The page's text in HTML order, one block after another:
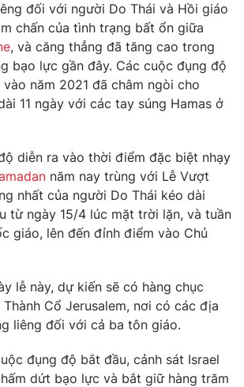
tương lai
Podcast
Infographic
đối với người Do Thái và Hồi giáo
chấn của tình trạng bất ổn giữa
, và căng thẳng đã tăng cao trong
bạo lực gần đây. Các cuộc đụng độ
năm 2021 đã châm ngòi cho
11 ngày với các tay súng Hamas ở
diễn ra vào thời điểm đặc biệt nhạy
năm nay trùng với Lễ Vượt
nhất của người Do Thái kéo dài
từ ngày 15/4 lúc mặt trời lặn, và tuần
giáo, lên đến đỉnh điểm vào Chủ
lễ này, dự kiến ​​sẽ có hàng chục
Cổ Jerusalem, nơi có các địa
liêng đối với cả ba tôn giáo.
đụng độ bắt đầu, cảnh sát Israel
dứt bạo lực và bắt giữ hàng trăm